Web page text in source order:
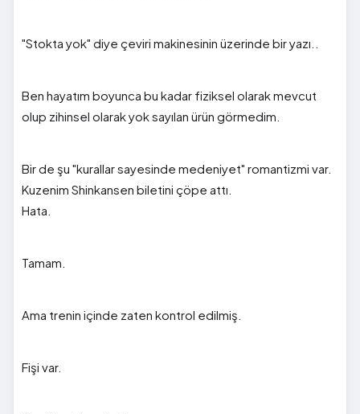
"Stokta yok" diye çeviri makinesinin üzerinde bir yazı..
Ben hayatım boyunca bu kadar fiziksel olarak mevcut
olup zihinsel olarak yok sayılan ürün görmedim.
Bir de şu "kurallar sayesinde medeniyet" romantizmi var.
Kuzenim Shinkansen biletini çöpe attı.
Hata.
Tamam.
Ama trenin içinde zaten kontrol edilmiş.
Fişi var.